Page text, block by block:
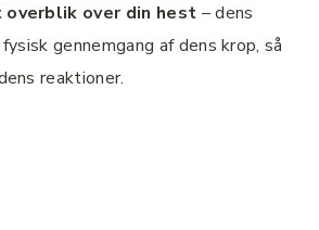
overblik over din hest – dens
gennemgang af dens krop, så
reaktioner.